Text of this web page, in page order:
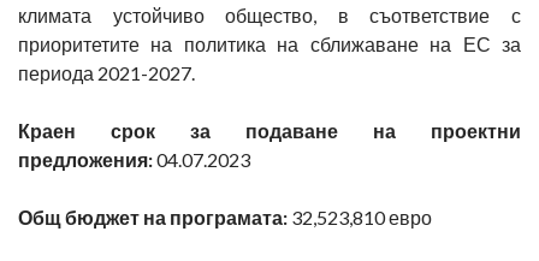
климата устойчиво общество, в съответствие с
приоритетите на политика на сближаване на ЕС за
периода 2021-2027.
Краен срок за подаване на проектни
предложения:04.07.2023
Общ бюджет на програмата: 32,523,810 евро